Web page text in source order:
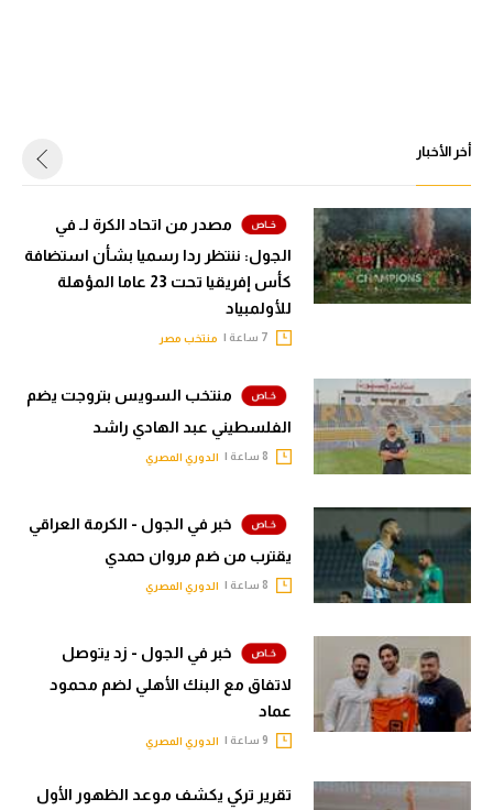
أخر الأخبار
مصدر من اتحاد الكرة لـ في
الجول: ننتظر ردا رسميا بشأن استضافة
كأس إفريقيا تحت 23 عاما المؤهلة
للأولمبياد
منتخب مصر
منتخب السويس بتروجت يضم
الفلسطيني عبد الهادي راشد
الدوري المصري
خبر في الجول - الكرمة العراقي
يقترب من ضم مروان حمدي
الدوري المصري
خبر في الجول - زد يتوصل
لاتفاق مع البنك الأهلي لضم محمود
عماد
الدوري المصري
تقرير تركي يكشف موعد الظهور الأول